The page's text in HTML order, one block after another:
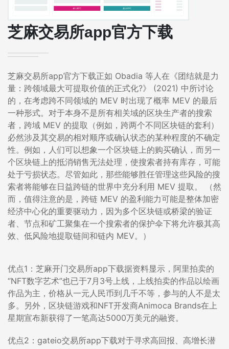
芝麻交易所app官方下载
芝麻交易所app官方下载正如 Obadia 等人在《团结就是力
量：跨领域最大可提取价值的正式化?》 (2021) 中所讨论
的，在考虑跨不同领域的 MEV 时出现了概率 MEV 的最后
一种形式。对于本身不是所有相关域的区块生产者的搜索
者，跨域 MEV 的提取（例如，跨两个不同区块链的套利）
必然涉及其交易的相对顺序或确认状态的某种程度的不确定
性。例如，人们可以想象一个区块链上的购买确认，而另一
个区块链上的抵消销售无法处理，使搜索者持有库存，可能
处于亏损状态。尽管如此，那些能够胜任管理这些风险的搜
索者将能够在日益跨链的世界中充分利用 MEV 提取。 （然
而，值得注意的是，跨链 MEV 的盈利能力可能是整体加密
经济中心化的重要驱动力，因为多个区块链或桥梁的验证
者、节点和矿工聚集在一个搜索者的保护伞下将允许极其高
效、低风险地提取链间和链内 MEV。）
优点1：芝麻开门交易所app下载据资料显示，阿里拍卖的
“NFT数字艺术”也已于7月3号上线，上线拍卖的作品以绘画
作品为主，价格从一元人民币到几千不等，参与的人不是太
多。另外，区块链游戏和NFT开发商Animoca Brands在上
星期宣布新获得了一笔高达5000万美元的融资。
优点2：gateio交易所app下载对于寻求高回报、高增长潜